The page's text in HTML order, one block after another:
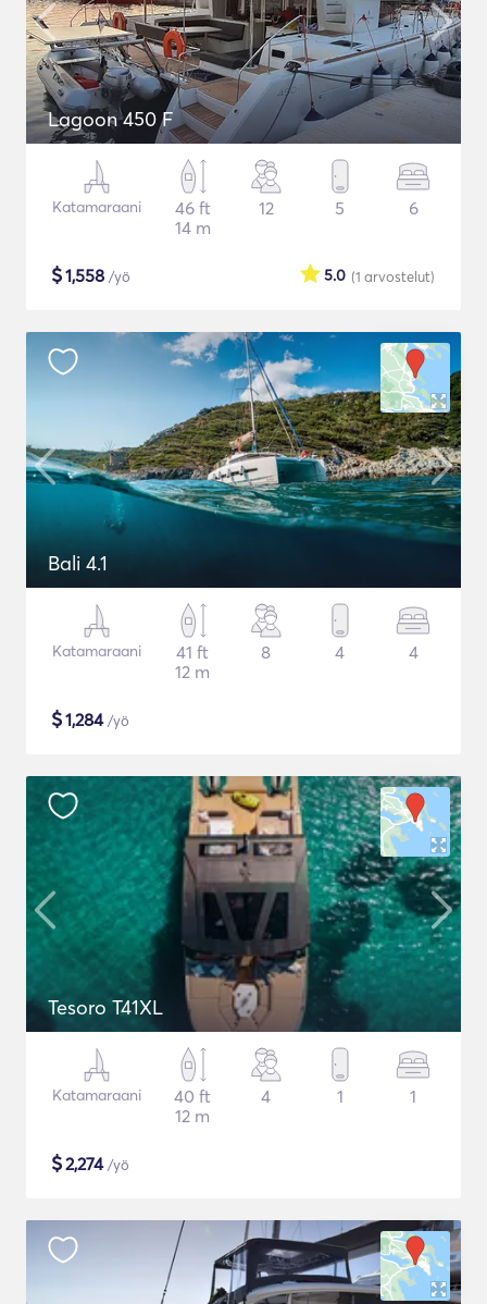
Lagoon 450 F
Katamaraani
46 ft
14 m
12 5 6
$1,558 /yö (1 arvostelut)
5.0
Bali 4.1
Katamaraani
41 ft
12 m
8 4 4
$1,284/yö
Tesoro T41XL
Katamaraani
40 ft
12 m
4 1 1
$2,274/yö